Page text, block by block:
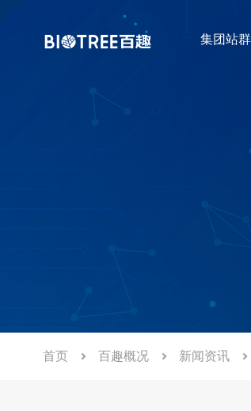
集团站群
首页 百趣概况 新闻资讯